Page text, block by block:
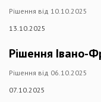
Рішення від 10.10.2025
13.10.2025
Рішення Івано-
Рішення від 06.10.2025
07.10.2025